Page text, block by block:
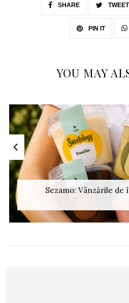
SHARE TWEET
PIN IT
YOU MAY
Sezamo: Vânzările de